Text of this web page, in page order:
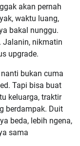
akan pernah
waktu luang,
bakal nunggu.
Jalanin, nikmatin
upgrade.
bukan cuma
Tapi bisa buat
keluarga, traktir
berdampak. Duit
beda, lebih ngena,
sama